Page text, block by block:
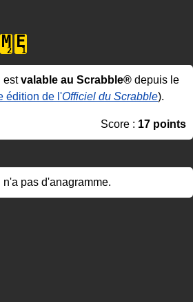
M E
estvalable au Scrabble® depuis le
édition de l'Officiel du Scrabble).
Score : 17 points
n'a pas d'anagramme.